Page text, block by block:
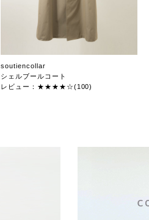
soutiencollar
シェルブールコート
レビュー：★★★★☆(100)